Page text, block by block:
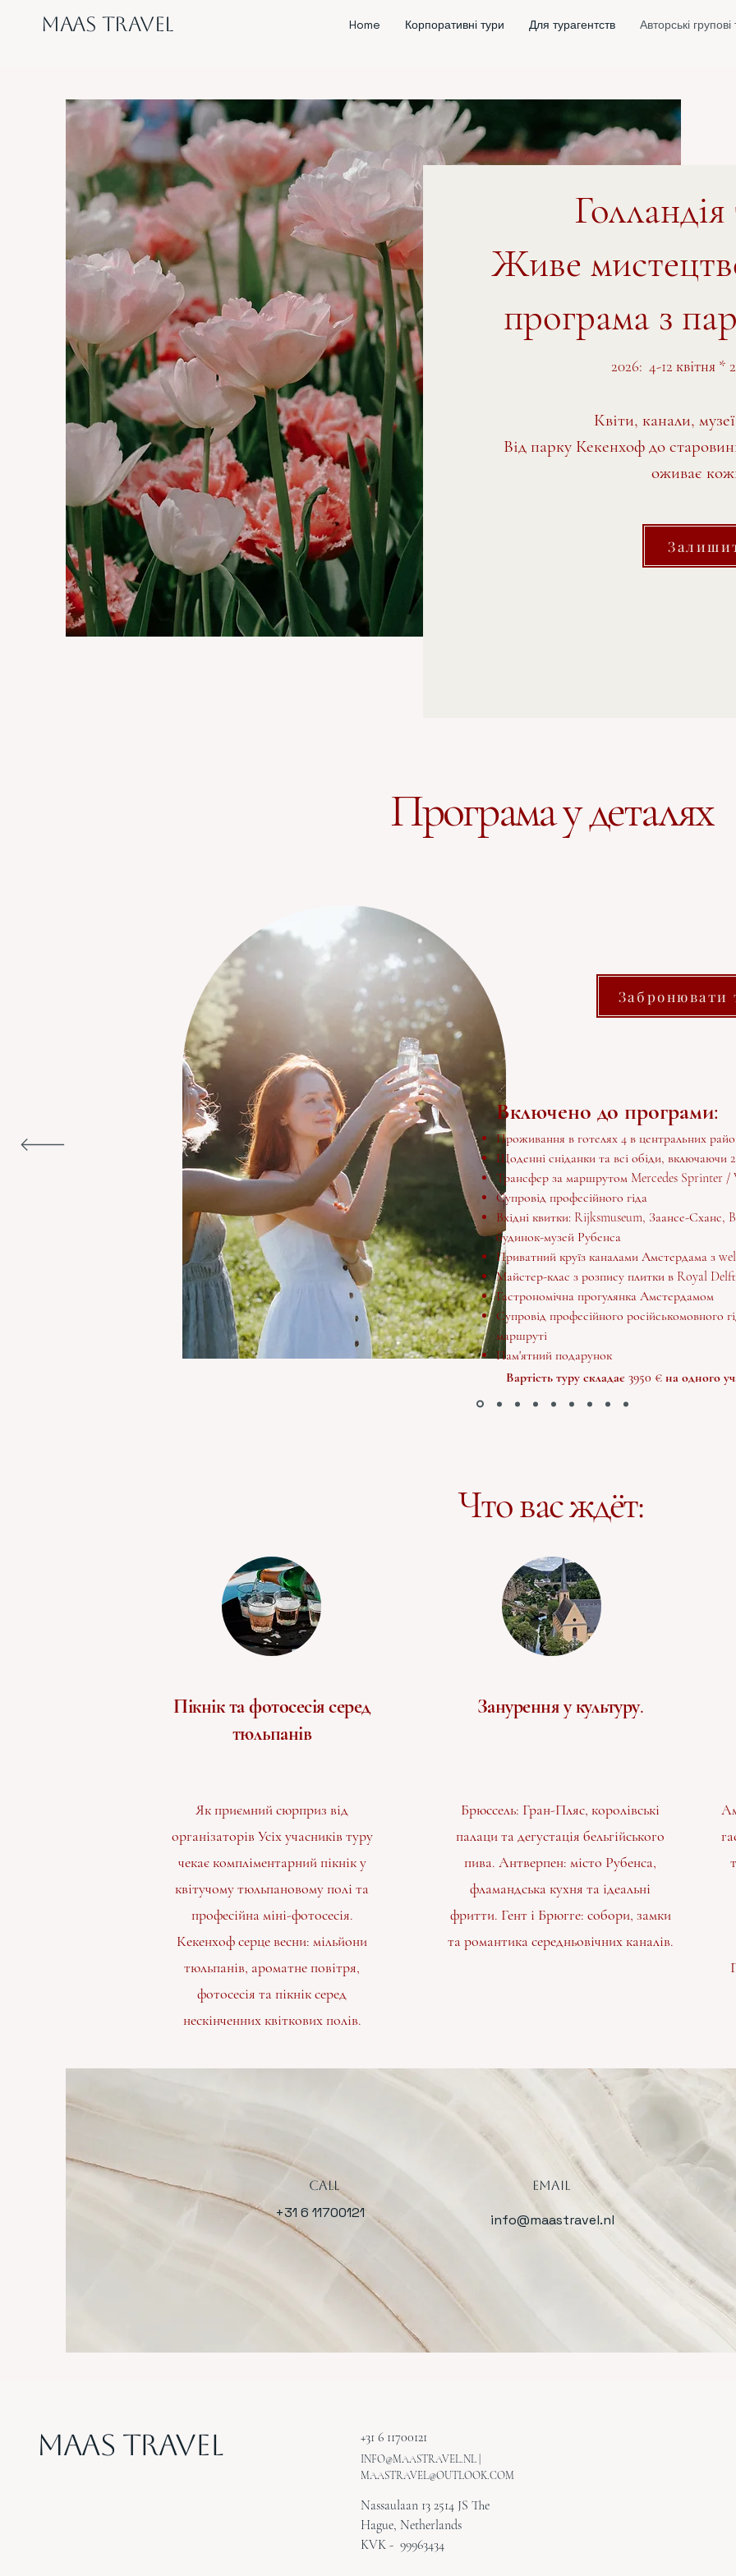
MAAS Travel Home Корпоративні тури Для турагентств Авторські групові
Голландія
Живе
програма з
2026: 4-12 квітня *
Квіти, канали,
Від парку Кекенхоф до
оживає
Програма у деталях
Включено до програми:
Проживання в готелях 4 в центральних
Щоденні сніданки та всі обіди, включаючи
Трансфер за маршрутом Mercedes Sprinter /
Супровід професійного гіда
Вхідні квитки: Rijksmuseum, Заансе-Сханс,
будинок-музей Рубенса
Приватний круїз каналами Амстердама з
Майстер-клас з розпису плитки в Royal Delft
Гастрономічна прогулянка Амстердамом
Супровід професійного російськомовного
маршруті
Пам'ятний подарунок
Вартість туру складає 3950 € на одного
Забронювати
Что вас ждёт:
Пікнік та фотосесія серед
тюльпанів
Як приємний сюрприз від
організаторів Усіх учасників туру
чекає компліментарний пікнік у
квітучому тюльпановому полі та
професійна міні-фотосесія.
Кекенхоф серце весни: мільйони
тюльпанів, ароматне повітря,
фотосесія та пікнік серед
нескінченних квіткових полів.
Занурення у культуру.
Брюссель: Гран-Пляс, королівські
палаци та дегустація бельгійського
пива. Антверпен: місто Рубенса,
фламандська кухня та ідеальні
фритти. Гент і Брюгге: собори, замки
та романтика середньовічних каналів.
Call
+31 6 11700121
Email
info@maastravel.nl
MAAS Travel +31 6 11700121
INFO@MAASTRAVEL.NL
MAASTRAVEL@OUTLOOK.COM
Nassaulaan 13 2514 JS The
Hague, Netherlands
KVK - 99963434